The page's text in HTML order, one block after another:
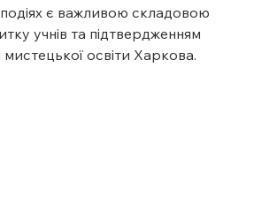
є важливою складовою
учнів та підтвердженням
мистецької освіти Харкова.